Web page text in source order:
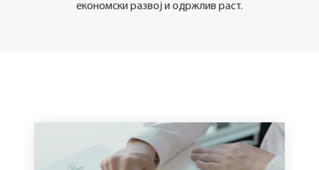
економски развој и одржлив раст.